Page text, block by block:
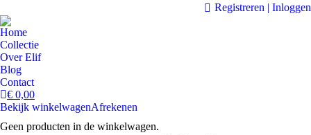
Registreren | Inloggen
Home
Collectie
Over Elif
Blog
Contact
€ 0,00
Bekijk winkelwagenAfrekenen
Geen producten in de winkelwagen.